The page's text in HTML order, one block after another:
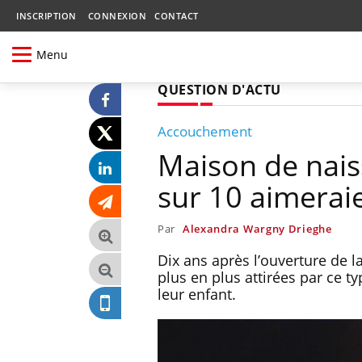
INSCRIPTION CONNEXION CONTACT
Menu
QUESTION D'ACTU
Accouchement
Maison de
sur 10
Par Alexandra Wargny Drieghe
Dix ans après l’ouverture de
plus en plus attirées par ce
leur enfant.